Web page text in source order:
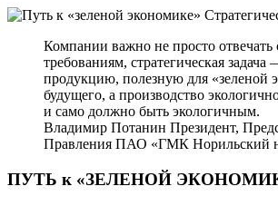
Компании важно не просто
требованиям, стратегическая
продукцию, полезную для «зеленой
будущего, а производство
и само должно быть экологичным.
Владимир Потанин Президент,
Правления ПАО «ГМК Норильский
ПУТЬ к «ЗЕЛЕНОЙ